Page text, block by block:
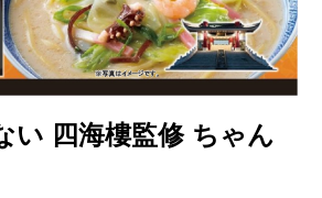
い 四海樓監修 ちゃん